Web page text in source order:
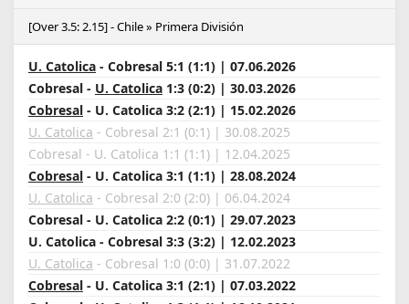
[Over 3.5: 2.15] - Chile » Primera División
U. Catolica - Cobresal 5:1 (1:1) | 07.06.2026
Cobresal - U. Catolica 1:3 (0:2) | 30.03.2026
Cobresal - U. Catolica 3:2 (2:1) | 15.02.2026
U. Catolica - Cobresal 2:1 (0:1) | 30.08.2025
Cobresal - U. Catolica 1:1 (1:1) | 12.04.2025
Cobresal - U. Catolica 3:1 (1:1) | 28.08.2024
U. Catolica - Cobresal 2:0 (2:0) | 06.04.2024
Cobresal - U. Catolica 2:2 (0:1) | 29.07.2023
U. Catolica - Cobresal 3:3 (3:2) | 12.02.2023
U. Catolica - Cobresal 1:0 (0:0) | 31.07.2022
Cobresal - U. Catolica 3:1 (2:1) | 07.03.2022